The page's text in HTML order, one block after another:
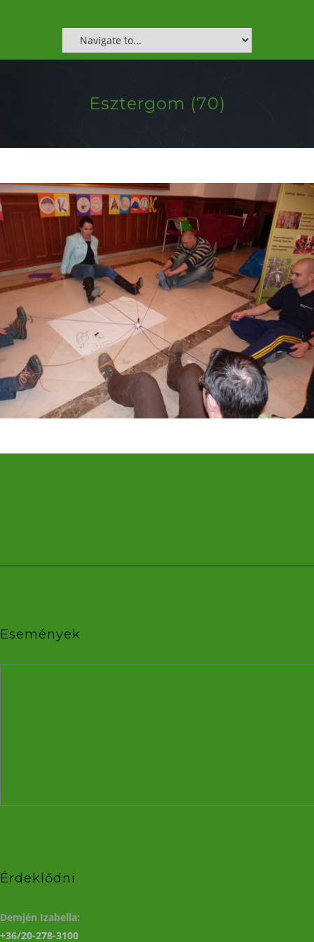
Esztergom (70)
Események
Érdeklődni
Demjén Izabella:
+36/20-278-3100